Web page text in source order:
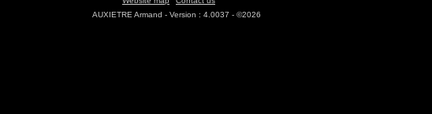
AUXIETRE Armand - Version : 4.0037 - ©2026